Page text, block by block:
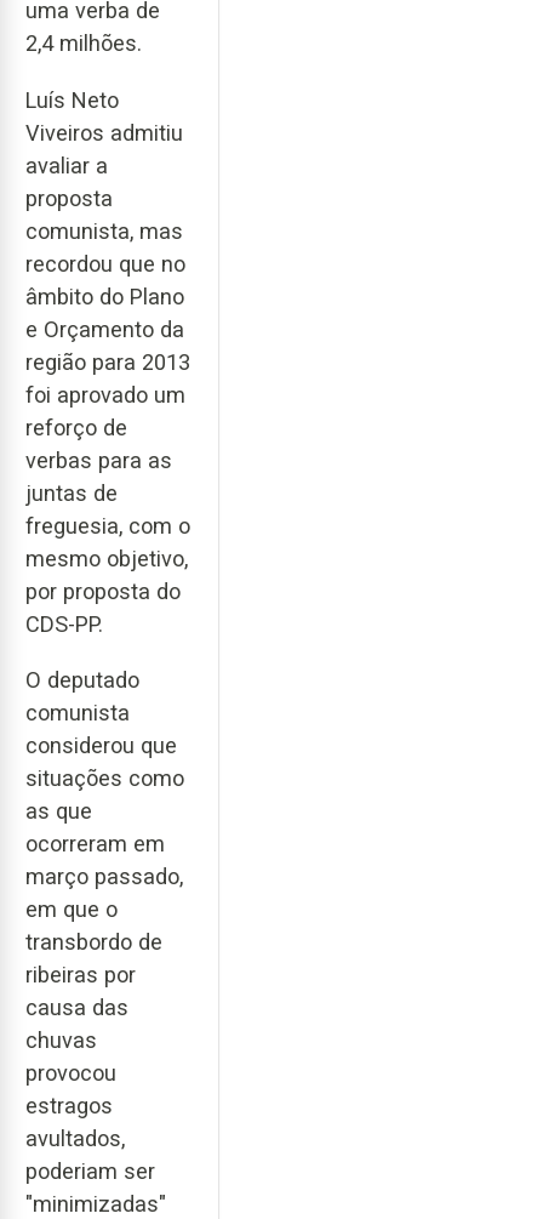
uma verba de
2,4 milhões.
Luís Neto
Viveiros admitiu
avaliar a
proposta
comunista, mas
recordou que no
âmbito do Plano
e Orçamento da
região para 2013
foi aprovado um
reforço de
verbas para as
juntas de
freguesia, com o
mesmo objetivo,
por proposta do
CDS-PP.
O deputado
comunista
considerou que
situações como
as que
ocorreram em
março passado,
em que o
transbordo de
ribeiras por
causa das
chuvas
provocou
estragos
avultados,
poderiam ser
"minimizadas"